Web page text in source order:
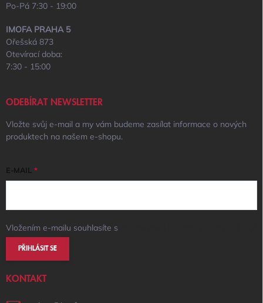
Po-Pá 7:30 - 19:00
IMOFA PRAHA 5
Ořešská 873
Otevírací doba:
7:30 - 15:00
ODEBÍRAT NEWSLETTER
Vložte svůj e-mail a my vám budeme zasílat informace o nových
produktech na našem e-shopu.
E-MAIL
Vložením e-mailu souhlasíte s
PŘIHLÁSIT SE
KONTAKT